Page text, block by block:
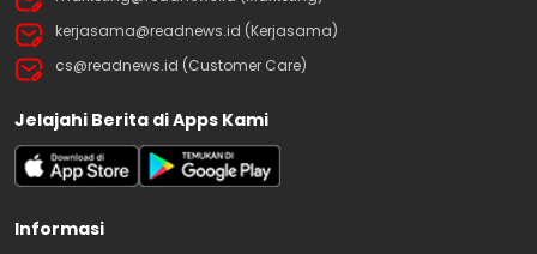
kerjasama@readnews.id (Kerjasama)
cs@readnews.id (Customer Care)
Jelajahi Berita di Apps Kami
Informasi